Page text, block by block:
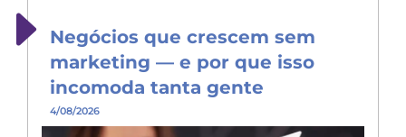
Negócios que crescem sem
marketing — e por que isso
incomoda tanta gente
4/08/2026